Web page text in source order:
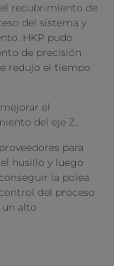
recubrimiento de
del sistema y
HKP pudo
de precisión
redujo el tiempo
el
del eje Z.
para
husillo y luego
la polea
del proceso
alto